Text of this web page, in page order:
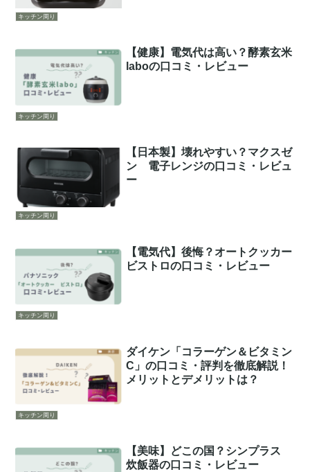
キッチン周り
キッチン周り
【健康】電気代は高い？酵素玄米
laboの口コミ・レビュー
キッチン周り
【日本製】壊れやすい？マクスゼ
ン 電子レンジの口コミ・レビュ
ー
キッチン周り
【電気代】後悔？オートクッカー
ビストロの口コミ・レビュー
キッチン周り
ダイケン「コラーゲン＆ビタミン
C」の口コミ・評判を徹底解説！
メリットとデメリットは？
【美味】どこの国？シンプラス
炊飯器の口コミ・レビュー